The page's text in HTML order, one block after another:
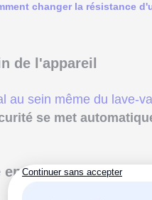
changer la résistance
de l'appareil
au sein même du lave-
se met